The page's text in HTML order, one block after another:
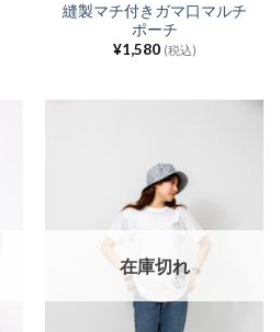
縫製マチ付きガマ口マルチ
ポーチ
¥1,580 (税込)
在庫切れ